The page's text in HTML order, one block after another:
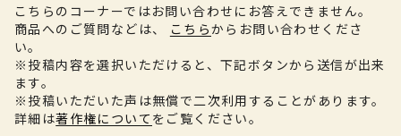
こちらのコーナーではお問い合わせにお答えできません。
商品へのご質問などは、
こちらからお問い合わせくださ
い。
※投稿内容を選択いただけると、下記ボタンから送信が出来
ます。
※投稿いただいた声は無償で二次利用することがあります。
詳細は著作権について をご覧ください。